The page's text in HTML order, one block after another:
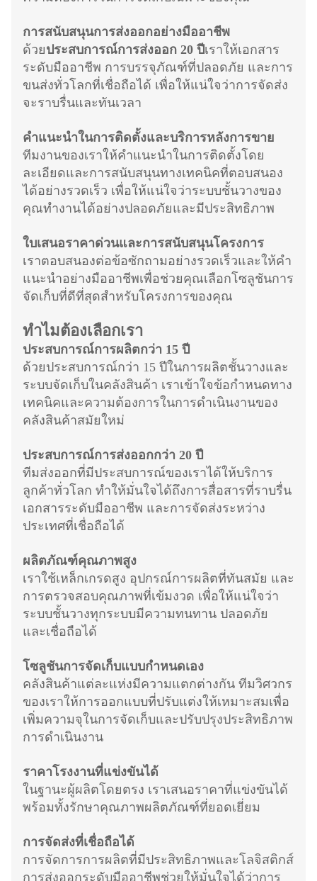
การสนับสนุนการส่งออกอย่างมืออาชีพ
ด้วยประสบการณ์การส่งออก 20 ปีเราให้เอกสาร
ระดับมืออาชีพ การบรรจุภัณฑ์ที่ปลอดภัย และการ
ขนส่งทั่วโลกที่เชื่อถือได้ เพื่อให้แน่ใจว่าการจัดส่ง
จะราบรื่นและทันเวลา
คำแนะนำในการติดตั้งและบริการหลังการขาย
ทีมงานของเราให้คำแนะนำในการติดตั้งโดย
ละเอียดและการสนับสนุนทางเทคนิคที่ตอบสนอง
ได้อย่างรวดเร็ว เพื่อให้แน่ใจว่าระบบชั้นวางของ
คุณทำงานได้อย่างปลอดภัยและมีประสิทธิภาพ
ใบเสนอราคาด่วนและการสนับสนุนโครงการ
เราตอบสนองต่อข้อซักถามอย่างรวดเร็วและให้คำ
แนะนำอย่างมืออาชีพเพื่อช่วยคุณเลือกโซลูชันการ
จัดเก็บที่ดีที่สุดสำหรับโครงการของคุณ
ทำไมต้องเลือกเรา
ประสบการณ์การผลิตกว่า 15 ปี
ด้วยประสบการณ์กว่า 15 ปีในการผลิตชั้นวางและ
ระบบจัดเก็บในคลังสินค้า เราเข้าใจข้อกำหนดทาง
เทคนิคและความต้องการในการดำเนินงานของ
คลังสินค้าสมัยใหม่
ประสบการณ์การส่งออกกว่า 20 ปี
ทีมส่งออกที่มีประสบการณ์ของเราได้ให้บริการ
ลูกค้าทั่วโลก ทำให้มั่นใจได้ถึงการสื่อสารที่ราบรื่น
เอกสารระดับมืออาชีพ และการจัดส่งระหว่าง
ประเทศที่เชื่อถือได้
ผลิตภัณฑ์คุณภาพสูง
เราใช้เหล็กเกรดสูง อุปกรณ์การผลิตที่ทันสมัย และ
การตรวจสอบคุณภาพที่เข้มงวด เพื่อให้แน่ใจว่า
ระบบชั้นวางทุกระบบมีความทนทาน ปลอดภัย
และเชื่อถือได้
โซลูชันการจัดเก็บแบบกำหนดเอง
คลังสินค้าแต่ละแห่งมีความแตกต่างกัน ทีมวิศวกร
ของเราให้การออกแบบที่ปรับแต่งให้เหมาะสมเพื่อ
เพิ่มความจุในการจัดเก็บและปรับปรุงประสิทธิภาพ
การดำเนินงาน
ราคาโรงงานที่แข่งขันได้
ในฐานะผู้ผลิตโดยตรง เราเสนอราคาที่แข่งขันได้
พร้อมทั้งรักษาคุณภาพผลิตภัณฑ์ที่ยอดเยี่ยม
การจัดส่งที่เชื่อถือได้
การจัดการการผลิตที่มีประสิทธิภาพและโลจิสติกส์
การส่งออกระดับมืออาชีพช่วยให้มั่นใจได้ว่าการ